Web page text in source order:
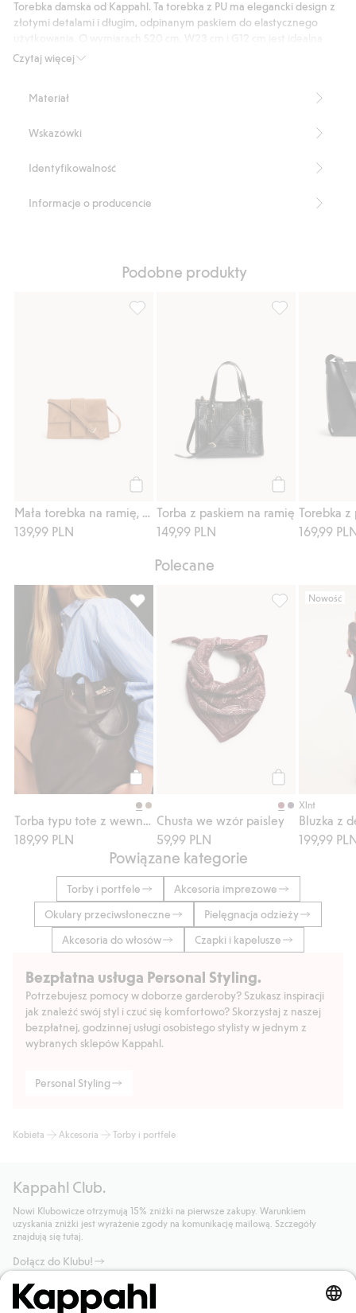
Czytaj więcej
Torebka damska od Kappahl. Ta torebka z PU ma elegancki design z
złotymi detalami i długim, odpinanym paskiem do elastycznego
zarówno na co dzień, jak i na imprezy. Praktyczne zapięcie
kreacji.
Odczepiany pasek
Numer artykułu:915421
Materiał
Wskazówki
Identyfikowalność
Informacje o producencie
Podobne produkty
139,99 PLN
Torba z paskiem na ramię
149,99 PLN
169,99
Polecane
Kup
189,99 PLN
Torba typu tote z wewnętrzną kieszenią,
Chusta we wzór paisley
59,99 PLN
Nowość
Xlnt
199,99
Powiązane kategorie
Torby i portfele
Akcesoria imprezowe
Okulary przeciwsłoneczne
Pielęgnacja odzieży
Akcesoria do włosów
Czapki i kapelusze
Bezpłatna usługa Personal Styling.
Potrzebujesz pomocy w doborze garderoby? Szukasz inspiracji
jak znaleźć swój styl i czuć się komfortowo? Skorzystaj z naszej
bezpłatnej, godzinnej usługi osobistego stylisty w jednym z
wybranych sklepów Kappahl.
Personal Styling
Kobieta Akcesoria Torby i portfele
Kappahl Club.
Nowi Klubowicze otrzymują 15% zniżki na pierwsze zakupy. Warunkiem
uzyskania zniżki jest wyrażenie zgody na komunikację mailową. Szczegóły
znajdują się tutaj.
Dołącz do Klubu!